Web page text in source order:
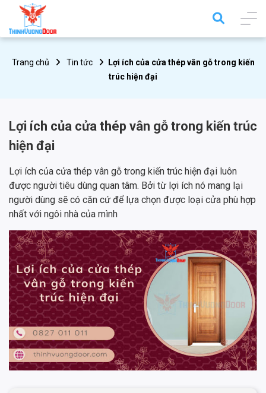
Trang chủ Tin tức
Lợi ích của cửa thép vân gỗ trong kiến
trúc hiện đại
Lợi ích của cửa thép vân gỗ trong kiến trúc
hiện đại
Lợi ích của cửa thép vân gỗ trong kiến trúc hiện đại luôn
được người tiêu dùng quan tâm. Bởi từ lợi ích nó mang lại
người dùng sẽ có căn cứ để lựa chọn được loại cửa phù hợp
nhất với ngôi nhà của mình